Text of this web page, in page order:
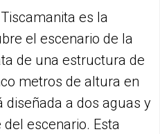
es la
el escenario de la
de una estructura de
metros de altura en
diseñada a dos aguas y
escenario. Esta